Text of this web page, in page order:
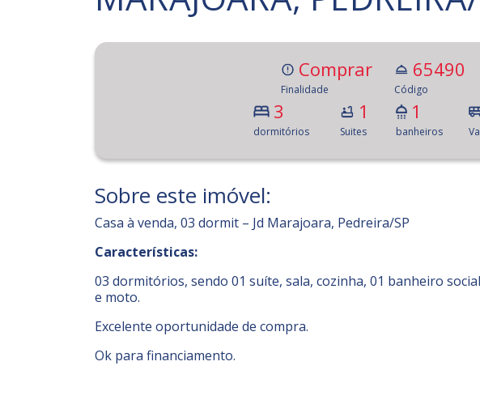
Comprar
Finalidade
65490
Código
3
dormitórios
1
Suites
1
banheiros
Sobre este imóvel:
Casa à venda, 03 dormit – Jd Marajoara, Pedreira/SP
Características:
03 dormitórios, sendo 01 suíte, sala, cozinha, 01 banheiro
e moto.
Excelente oportunidade de compra.
Ok para financiamento.